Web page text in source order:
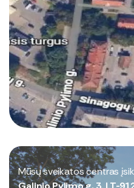
Mūsų sveikatos centras